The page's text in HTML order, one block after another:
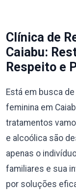
Clínica de
Caiabu:
Respeito e
Está em busca
feminina em
tratamentos
e alcoólica são
apenas o
familiares e sua
por soluções